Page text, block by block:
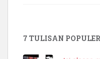
7 TULISAN POPULER